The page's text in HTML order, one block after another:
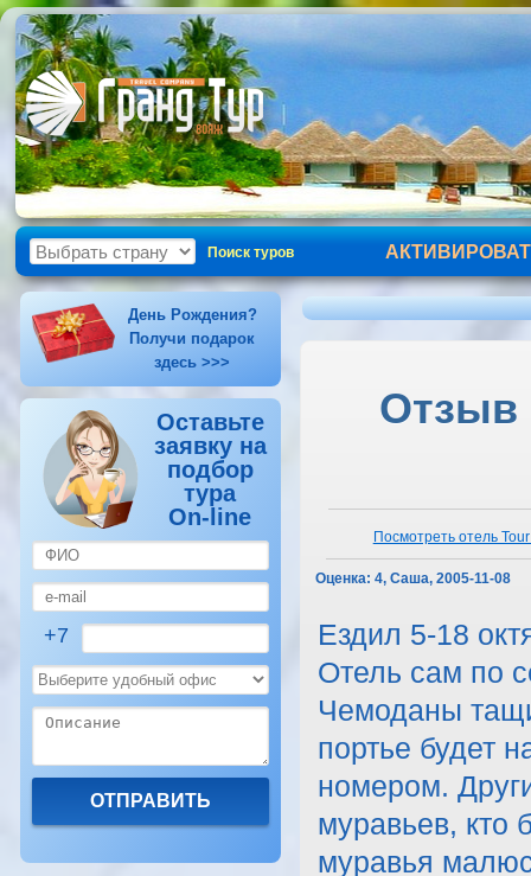
Поиск туров
День Рождения?
Получи подарок
здесь >>>
Оставьте
заявку на
подбор
тура
On-line
+7
Отзыв
Посмотреть отель
Оценка: 4, Саша, 2005-11-08
Ездил 5-18
Отель сам по
Чемоданы
портье будет
номером.
муравьев, кто
муравья